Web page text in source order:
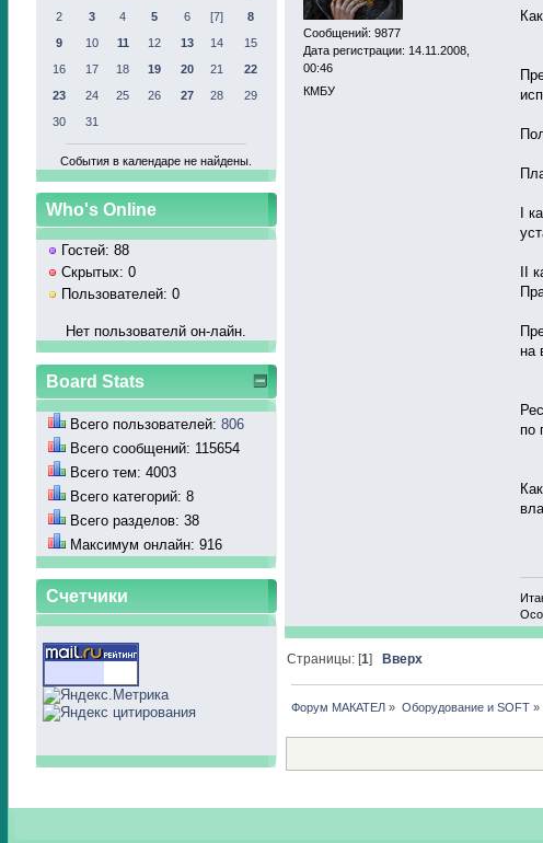
2
3 4 5 6 [7]
8
9
10 11 12 13 14
15
16
17 18 19 20 21
22
23
24 25 26 27 28
29
30
31
События в календаре не найдены.
Who's Online
Гостей: 88
Скрытых: 0
Пользователей: 0
Нет пользователй он-лайн.
Board Stats
Всего пользователей:806
Всего сообщений: 115654
Всего тем: 4003
Всего категорий: 8
Всего разделов: 38
Максимум онлайн: 916
Счетчики
Сообщений: 9877
Дата регистрации: 14.11.2008,
00:46
КМБУ
I
II
на
по
Страницы: [1]Вверх
Форум МАКАТЕЛ » Оборудование и SOFT »